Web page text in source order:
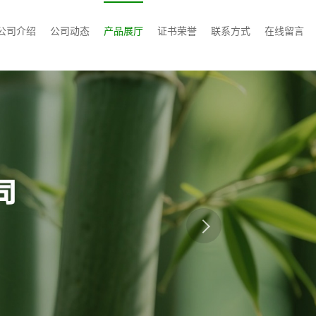
司介绍 公司动态 产品展厅 证书荣誉 联系方式 在线留言